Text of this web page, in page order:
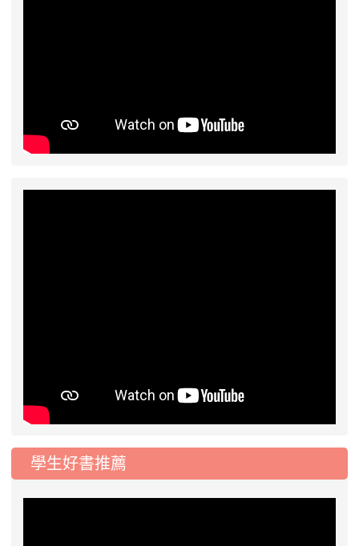
工車輛臨停」一案，請各位用路人留意
2026-07-17
公告
公告-115年桃園市運動會國小
學生好書推薦